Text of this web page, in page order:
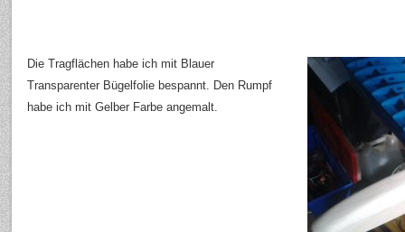
Die Tragflächen habe ich mit Blauer
Transparenter Bügelfolie bespannt. Den Rumpf
habe ich mit Gelber Farbe angemalt.